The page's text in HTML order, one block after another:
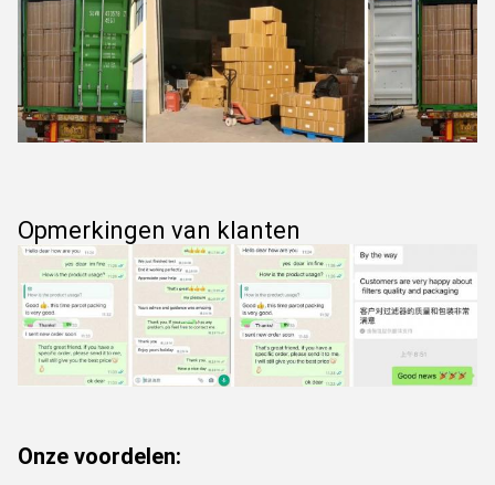
Opmerkingen van klanten
Onze voordelen: